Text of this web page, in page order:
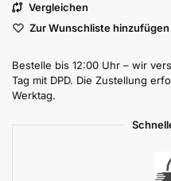
Vergleichen
Zur Wunschliste hinzufügen
Bestelle bis 12:00 Uhr – wir
Tag mit DPD. Die Zustellung
Werktag.